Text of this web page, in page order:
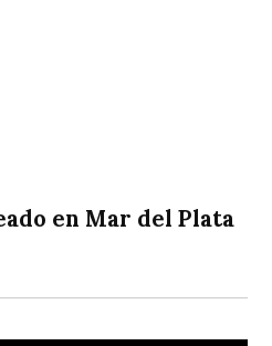
en Mar del Plata